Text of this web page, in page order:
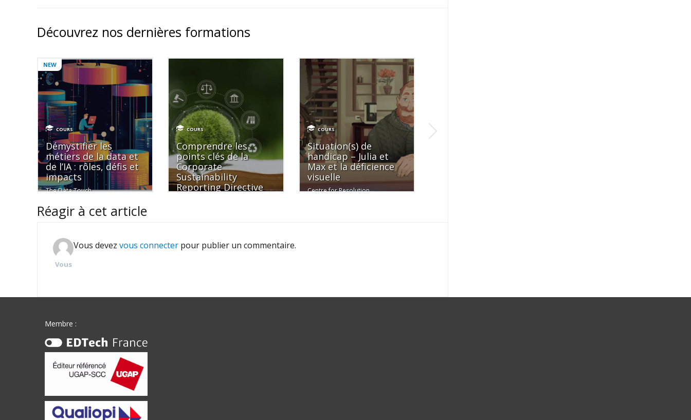
Découvrez nos dernières formations
NEW
COURS
Démystifier les
métiers de la data et
de l’IA : rôles, défis et
impacts
The Data Touch
COURS
Comprendre les
points clés de la
Corporate
Sustainability
Reporting Directive
COURS
Situation(s) de
handicap – Julia et
Max et la déficience
visuelle
Centre for Resolution
Réagir à cet article
Vous
Vous devez vous connecter pour publier un commentaire.
Membre :